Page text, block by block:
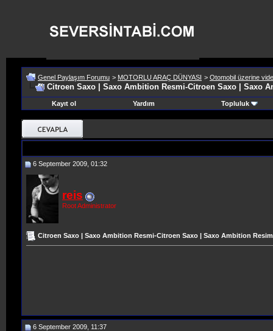
Genel Paylaşım Forumu > MOTORLU ARAÇ DÜNYASI > Otomobil üzerine
Citroen Saxo | Saxo Ambition Resmi-Citroen Saxo | Saxo
Kayıt ol Yardım Topluluk
6 September 2009, 01:32
reis
Root Administrator
Citroen Saxo | Saxo Ambition Resmi-Citroen Saxo | Saxo Ambition
6 September 2009, 11:37